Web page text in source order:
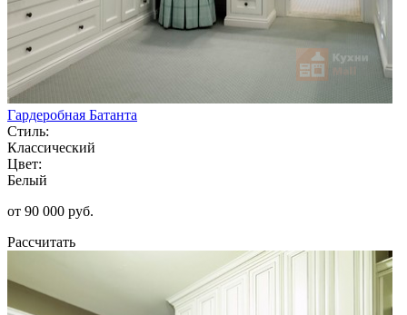
Гардеробная Батанта
Стиль:
Классический
Цвет:
Белый
от 90 000 руб.
Рассчитать